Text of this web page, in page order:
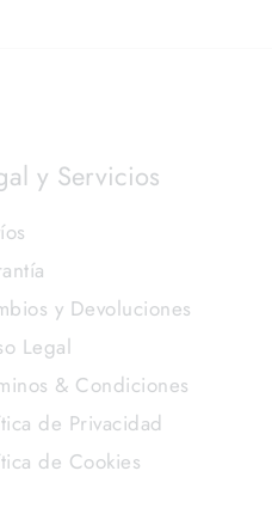
y Servicios
y Devoluciones
Legal
& Condiciones
de Privacidad
de Cookies